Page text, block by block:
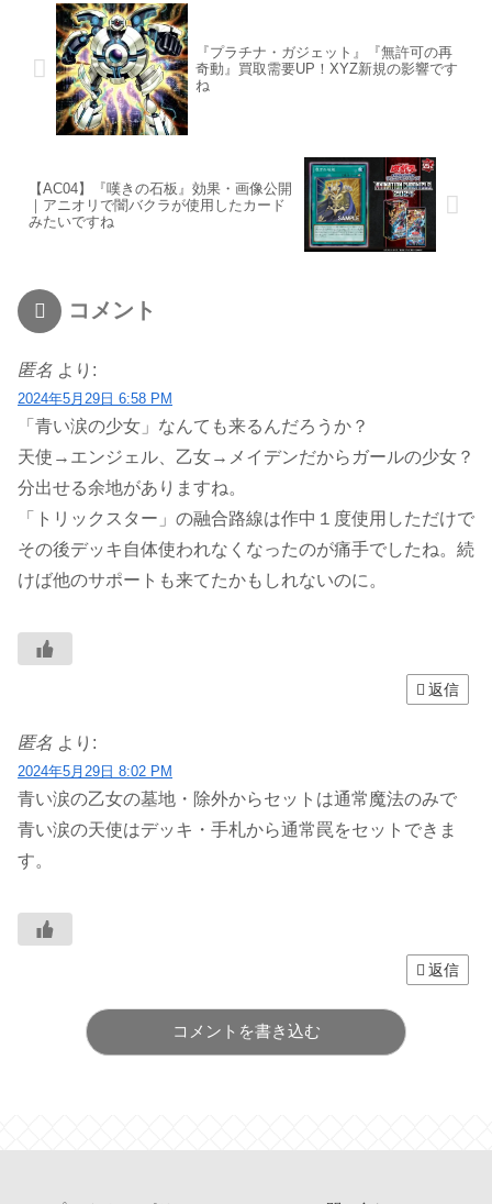
『プラチナ・ガジェット』『無許可の再
奇動』買取需要UP！XYZ新規の影響です
ね
【AC04】『嘆きの石板』効果・画像公開
｜アニオリで闇バクラが使用したカード
みたいですね
コメント
匿名 より:
2024年5月29日 6:58 PM
「青い涙の少女」なんても来るんだろうか？
天使→エンジェル、乙女→メイデンだからガールの少女？
分出せる余地がありますね。
「トリックスター」の融合路線は作中１度使用しただけで
その後デッキ自体使われなくなったのが痛手でしたね。続
けば他のサポートも来てたかもしれないのに。
返信
匿名 より:
2024年5月29日 8:02 PM
青い涙の乙女の墓地・除外からセットは通常魔法のみで
青い涙の天使はデッキ・手札から通常罠をセットできま
す。
返信
コメントを書き込む